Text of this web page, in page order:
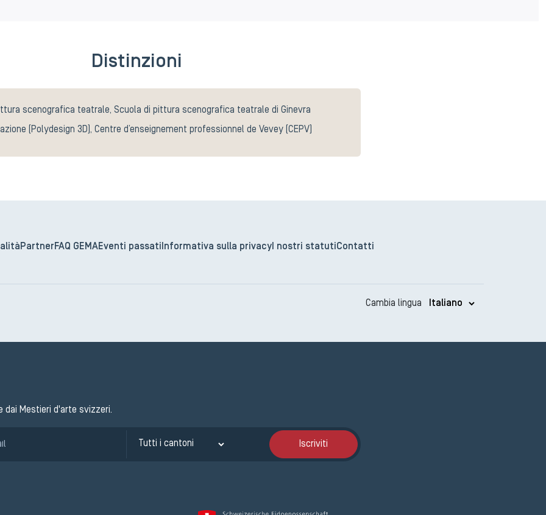
Distinzioni
scenografica teatrale, Scuola di pittura scenografica teatrale di Ginevra
(Polydesign 3D), Centre d’enseignement professionnel de Vevey (CEPV)
Partner FAQ GEMAEventi passati Informativa sulla privacy I nostri statutiContatti
Cambia lingua
dai Mestieri d'arte svizzeri.
Iscriviti